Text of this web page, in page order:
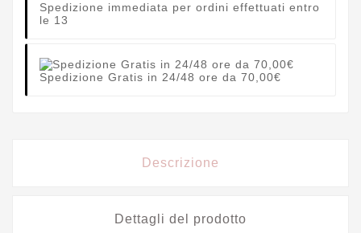
Spedizione immediata per ordini effettuati entro
le 13
Spedizione Gratis in 24/48 ore da 70,00€
Descrizione
Dettagli del prodotto